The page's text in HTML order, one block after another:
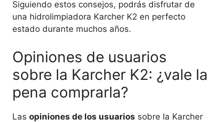
Siguiendo estos consejos, podrás disfrutar de
una hidrolimpiadora Karcher K2 en perfecto
estado durante muchos años.
Opiniones de usuarios
sobre la Karcher K2: ¿vale la
pena comprarla?
Las opiniones de los usuarios sobre la Karcher